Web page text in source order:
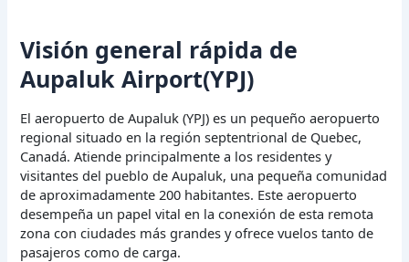
Visión general rápida de
Aupaluk Airport(YPJ)
El aeropuerto de Aupaluk (YPJ) es un pequeño aeropuerto
regional situado en la región septentrional de Quebec,
Canadá. Atiende principalmente a los residentes y
visitantes del pueblo de Aupaluk, una pequeña comunidad
de aproximadamente 200 habitantes. Este aeropuerto
desempeña un papel vital en la conexión de esta remota
zona con ciudades más grandes y ofrece vuelos tanto de
pasajeros como de carga.